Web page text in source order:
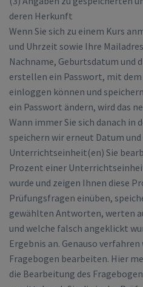
deren Herkunft
Wenn Sie sich zu einem Kurs
und Uhrzeit sowie Ihre
Nachname, Geburtsdatum und
erstellen ein Passwort, mit dem
einloggen können und
ein Passwort ändern, wird das
Wann immer Sie sich danach in
speichern wir erneut Datum
Unterrichtseinheit(en) Sie
Prozent einer
wurde und zeigen Ihnen diese
Prüfungsfragen einüben,
gewählten Antworten, werten
und welche falsch angeklickt
Ergebnis an. Genauso verfahren
Fragebogen bearbeiten. Hier
die Bearbeitung des